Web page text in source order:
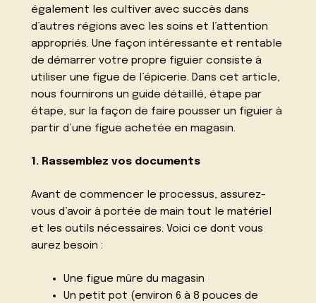
également les cultiver avec succès dans
d’autres régions avec les soins et l’attention
appropriés. Une façon intéressante et rentable
de démarrer votre propre figuier consiste à
utiliser une figue de l’épicerie. Dans cet article,
nous fournirons un guide détaillé, étape par
étape, sur la façon de faire pousser un figuier à
partir d’une figue achetée en magasin.
1. Rassemblez vos documents
Avant de commencer le processus, assurez-
vous d’avoir à portée de main tout le matériel
et les outils nécessaires. Voici ce dont vous
aurez besoin :
Une figue mûre du magasin
Un petit pot (environ 6 à 8 pouces de